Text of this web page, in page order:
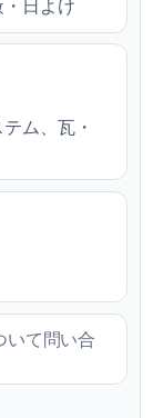
日よけ
ム、瓦・
いて問い合
confirm